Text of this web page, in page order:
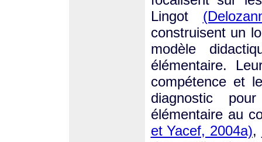
Lingot
construisent un
modèle
élémentaire.
compétence et
diagnostic
élémentaire au
et Yacef, 2004a),